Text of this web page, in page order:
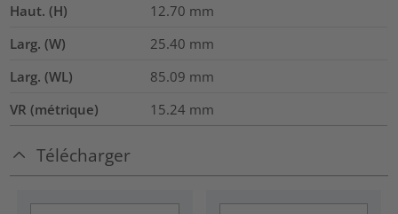
Haut. (H)
12.70 mm
Larg. (W)
25.40 mm
Larg. (WL)
85.09 mm
VR (métrique)
15.24 mm
Télécharger